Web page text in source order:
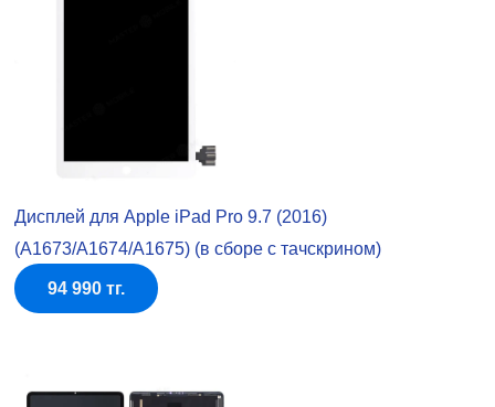
Дисплей для Apple iPad Pro 9.7 (2016)
(A1673/A1674/A1675) (в сборе с тачскрином)
94 990 тг.